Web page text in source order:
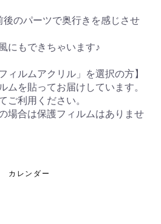
のパーツで奥行きを感じさせ
にもできちゃいます♪
ィルムアクリル」を選択の方】
ムを貼ってお届けしています。
ご利用ください。
場合は保護フィルムはありませ
カレンダー